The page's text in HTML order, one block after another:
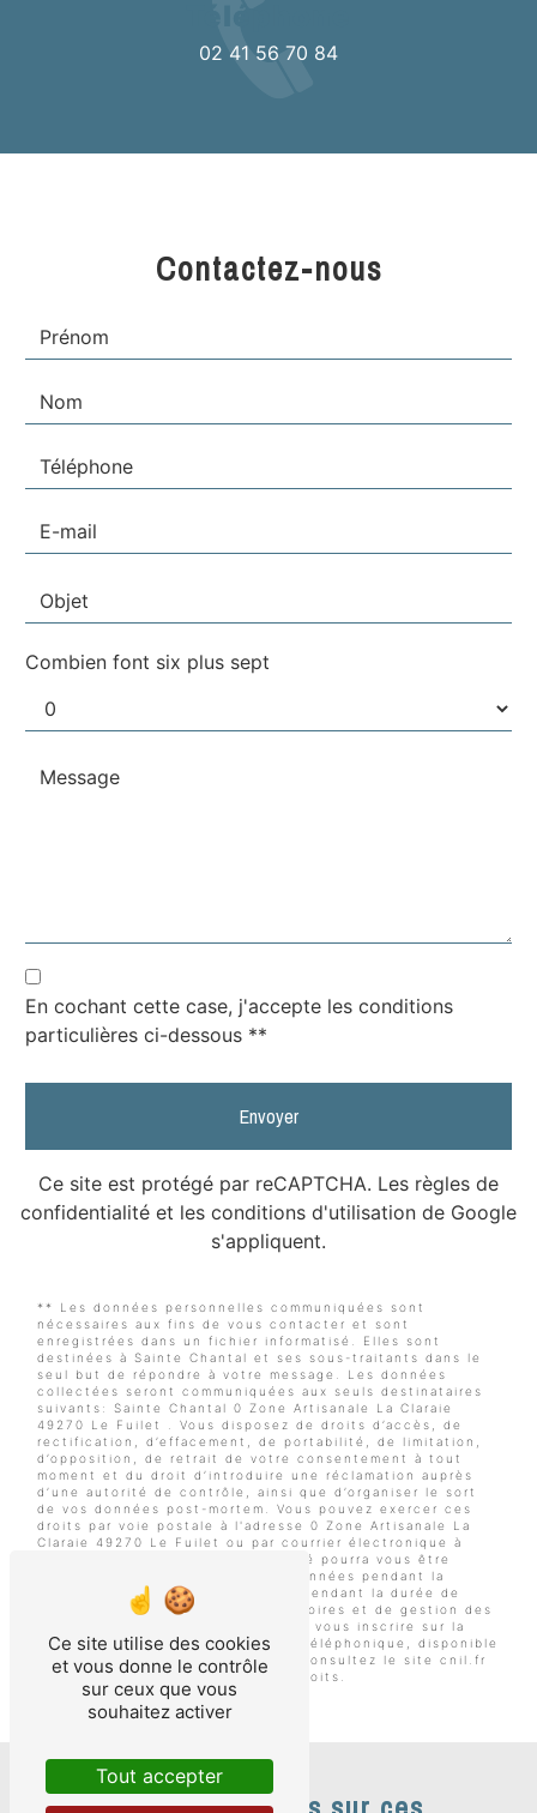
02 41 56 70 84
Contactez-nous
Combien font six plus sept
En cochant cette case, j'accepte les conditions
particulières ci-dessous **
Envoyer
Ce site est protégé par reCAPTCHA. Les règles de
confidentialité et les conditions d'utilisation de Google
s'appliquent.
** Les données personnelles communiquées sont
nécessaires aux fins de vous contacter et sont
enregistrées dans un fichier informatisé. Elles sont
destinées à Sainte Chantal et ses sous-traitants dans le
seul but de répondre à votre message. Les données
collectées seront communiquées aux seuls destinataires
suivants: Sainte Chantal 0 Zone Artisanale La Claraie
49270 Le Fuilet . Vous disposez de droits d’accès, de
rectification, d’effacement, de portabilité, de limitation,
d’opposition, de retrait de votre consentement à tout
moment et du droit d’introduire une réclamation auprès
d’une autorité de contrôle, ainsi que d’organiser le sort
de vos données post-mortem. Vous pouvez exercer ces
droits par voie postale à l'adresse 0 Zone Artisanale La
Claraie 49270 Le Fuilet ou par courrier électronique à
l'adresse . Un justificatif d'identité pourra vous être
demandé. Nous conservons vos données pendant la
période de prise de contact puis pendant la durée de
prescription légale aux fins probatoires et de gestion des
contentieux. Vous avez le droit de vous inscrire sur la
liste d'opposition au démarchage téléphonique, disponible
à cette adresse: Bloctel.gouv.fr
. Consultez le site cnil.fr
pour plus d’informations sur vos droits.
Ce site utilise des cookies
et vous donne le contrôle
sur ceux que vous
souhaitez activer
Tout accepter